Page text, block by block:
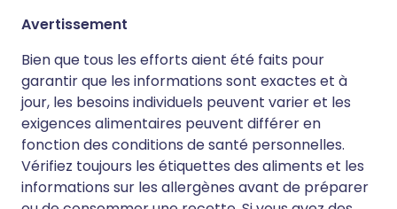
Avertissement
Bien que tous les efforts aient été faits pour
garantir que les informations sont exactes et à
jour, les besoins individuels peuvent varier et les
exigences alimentaires peuvent différer en
fonction des conditions de santé personnelles.
Vérifiez toujours les étiquettes des aliments et les
informations sur les allergènes avant de préparer